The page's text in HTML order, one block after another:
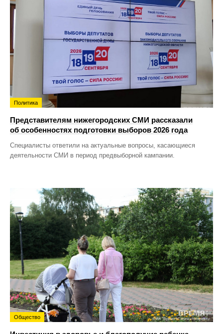
Политика
Представителям нижегородских СМИ рассказали
об особенностях подготовки выборов 2026 года
Специалисты ответили на актуальные вопросы, касающиеся
деятельности СМИ в период предвыборной кампании.
Общество